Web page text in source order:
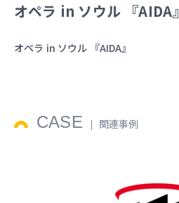
オペラ in ソウル 『AIDA』
オペラ in ソウル 『AIDA』
CASE 関連事例